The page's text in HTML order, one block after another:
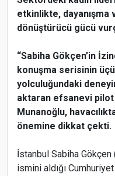
etkinlikte, dayanışma
dönüştürücü gücü
“Sabiha Gökçen’in
konuşma serisinin
yolculuğundaki
aktaran efsanevi
Munanoğlu,
önemine dikkat çekti.
İstanbul Sabiha Gökçen
ismini aldığı